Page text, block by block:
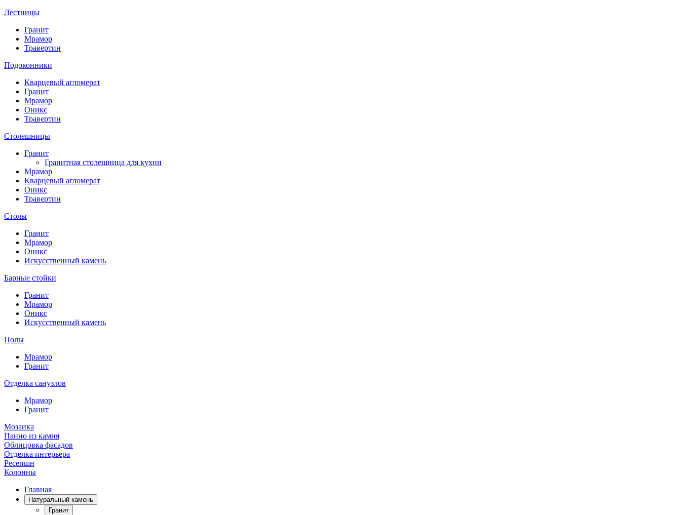
Лестницы
Гранит
Мрамор
Травертин
Подоконники
Кварцевый агломерат
Гранит
Мрамор
Оникс
Травертин
Столешницы
Гранит
Гранитная столешница для кухни
Мрамор
Кварцевый агломерат
Оникс
Травертин
Столы
Гранит
Мрамор
Оникс
Искусственный камень
Барные стойки
Гранит
Мрамор
Оникс
Искусственный камень
Полы
Мрамор
Гранит
Отделка санузлов
Мрамор
Гранит
Мозаика
Панно из камня
Облицовка фасадов
Отделка интерьера
Ресепшн
Колонны
Главная
Натуральный камень
Гранит